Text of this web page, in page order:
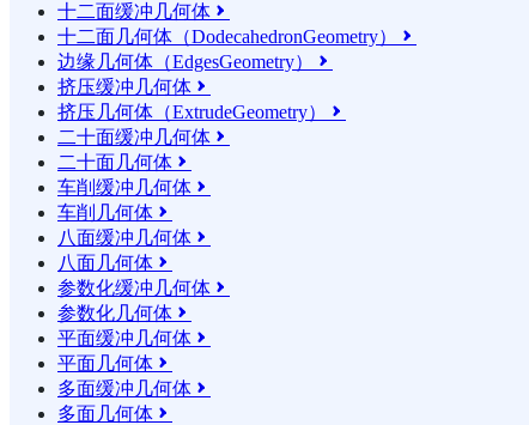
十二面缓冲几何体 
十二面几何体（DodecahedronGeometry） 
边缘几何体（EdgesGeometry） 
挤压缓冲几何体 
挤压几何体（ExtrudeGeometry） 
二十面缓冲几何体 
二十面几何体 
车削缓冲几何体 
车削几何体 
八面缓冲几何体 
八面几何体 
参数化缓冲几何体 
参数化几何体 
平面缓冲几何体 
平面几何体 
多面缓冲几何体 
多面几何体 